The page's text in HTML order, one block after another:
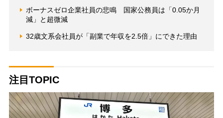
ボーナスゼロ企業社員の悲鳴 国家公務員は「0.05か月
減」と超微減
32歳文系会社員が「副業で年収を2.5倍」にできた理由
注目TOPIC